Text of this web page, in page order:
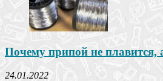
Почему припой не плавится,
24.01.2022